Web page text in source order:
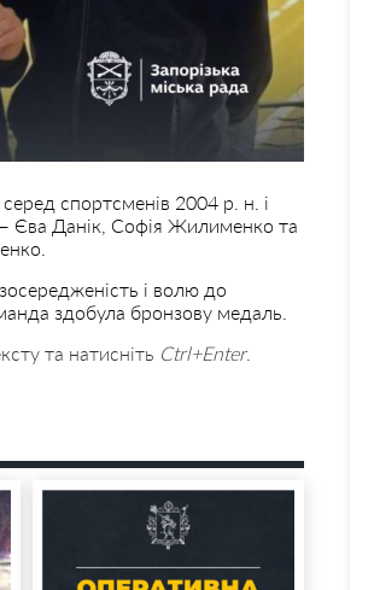
спортсменів 2004 р. н. і
Данік, Софія Жилименко та
і волю до
здобула бронзову медаль.
та натисніть Ctrl+Enter.